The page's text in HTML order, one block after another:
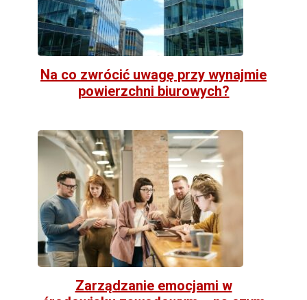
Na co zwrócić uwagę przy wynajmie
powierzchni biurowych?
Zarządzanie emocjami w